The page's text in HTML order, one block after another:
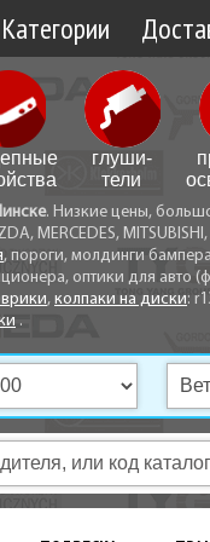
Категории
глуши­
тели
. Низкие цены,
MERCEDES,
, пороги, молдинги
оптики для авто
, колпаки на диски:
.